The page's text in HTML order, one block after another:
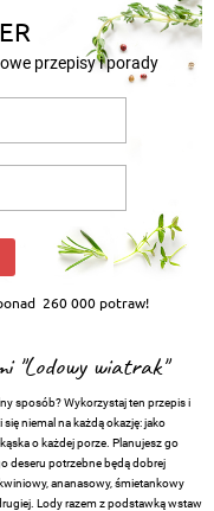
przepisy i porady
260 000 potraw!
"Lodowy wiatrak"
sposób? Wykorzystaj ten przepis i
niemal na każdą okazję: jako
o każdej porze. Planujesz go
deseru potrzebne będą dobrej
ananasowy, śmietankowy
Lody razem z podstawką wstaw